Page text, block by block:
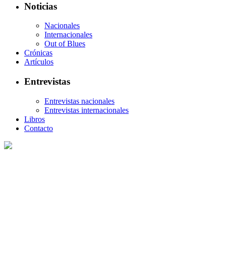
Noticias
Nacionales
Internacionales
Out of Blues
Crónicas
Artículos
Entrevistas
Entrevistas nacionales
Entrevistas internacionales
Libros
Contacto